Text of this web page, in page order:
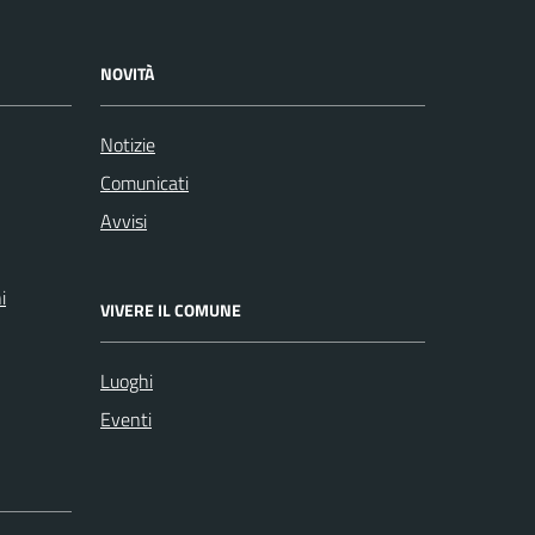
NOVITÀ
Notizie
Comunicati
Avvisi
VIVERE IL COMUNE
Luoghi
Eventi